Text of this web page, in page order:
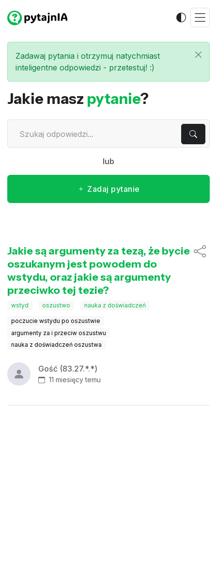
Zadawaj pytania i otrzymuj natychmiast
inteligentne odpowiedzi - przetestuj! :)
Jakie masz pytanie?
lub
Zadaj pytanie
Jakie są argumenty za tezą, że bycie
oszukanym jest powodem do
wstydu, oraz jakie są argumenty
przeciwko tej tezie?
wstyd oszustwo nauka z doświadczeń
poczucie wstydu po oszustwie
argumenty za i przeciw oszustwu
nauka z doświadczeń oszustwa
Gość (83.27.*.*)
11 miesięcy temu